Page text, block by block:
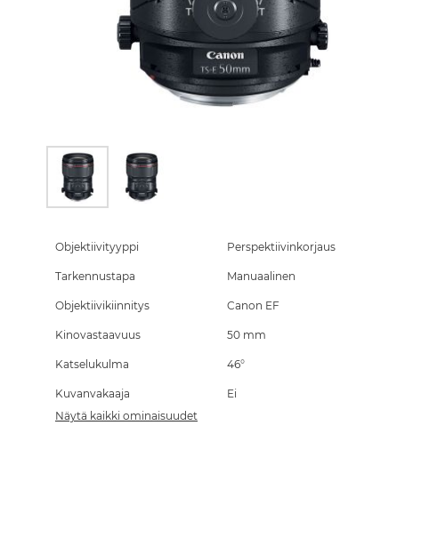
the
of
images
Objektiivityyppi Perspektiivinkorjaus
Tarkennustapa Manuaalinen
Objektiivikiinnitys Canon EF
Kinovastaavuus 50 mm
Katselukulma 46°
Kuvanvakaaja
Ei
Näytä kaikki ominaisuudet